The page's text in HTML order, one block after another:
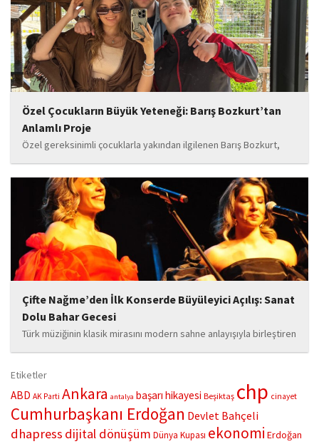
Özel Çocukların Büyük Yeteneği: Barış Bozkurt’tan
Anlamlı Proje
Özel gereksinimli çocuklarla yakından ilgilenen Barış Bozkurt,
hayata geçirdiği örnek çalışma ile hem eğitim camiasının hem de
toplumun dikkatini çekiyor. “Hayatta yaşattığın mutluluk en güzel
hediyedir” anlayışıyla yola çıkan Bozkurt,...
Çifte Nağme’den İlk Konserde Büyüleyici Açılış: Sanat
Dolu Bahar Gecesi
Türk müziğinin klasik mirasını modern sahne anlayışıyla birleştiren
“Çifte Nağme” projesi, ilk konserini İstanbul Ataşehir’de bulunan
buluşturdu. Yoğun katılımla gerçekleşen gece, müzikal çeşitlilik
ve...
Etiketler
ABD AK Parti Ankara antalya başarı hikayesi Beşiktaş chp cinayet
Cumhurbaşkanı Erdoğan Devlet Bahçeli
dhapress dijital dönüşüm Dünya Kupası ekonomi Erdoğan